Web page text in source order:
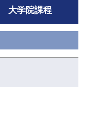
大学院課程